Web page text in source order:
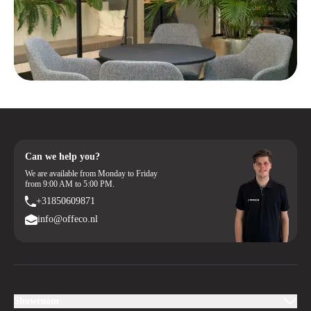
milieu.
Bestellen bij Offeco is eenvoudig en betrouwbaar. Je geniet van gratis
verzending binnen Nederland en België, snelle levering en ruime
bedenktijd om te ervaren of de stoel echt bij je past. Koop jouw
Herman Miller Sayl vandaag nog bij Offeco en creëer een werkplek
Can we help you?
We are available from Monday to Friday
from 9:00 AM to 5:00 PM.
+31850609871
info@offeco.nl